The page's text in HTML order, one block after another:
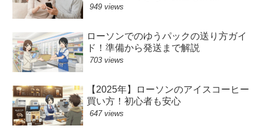
949 views
ローソンでのゆうパックの送り方ガイ
ド！準備から発送まで解説
703 views
【2025年】ローソンのアイスコーヒー
買い方！初心者も安心
647 views